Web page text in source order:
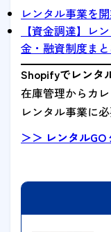
レンタル事業を
【資金調達】レ
金・融資制度ま
Shopifyでレンタ
在庫管理からカ
レンタル事業に
＞＞ レンタル